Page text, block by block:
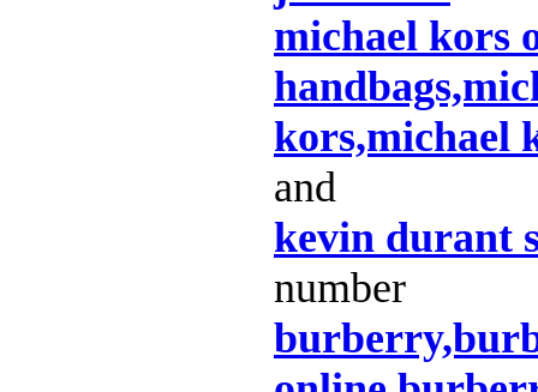
michael kors
kors,michael
and
kevin durant
number